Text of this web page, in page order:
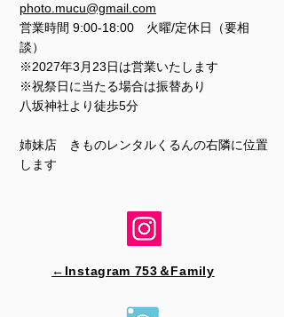
photo.mucu@gmail.com
営業時間 9:00-18:00 火曜/定休日（要相
談）
※2027年3月23日は営業いたします
※祝祭日に当たる場合は振替あり
​​八坂神社より徒歩5分
姉妹店 きものレンタルくるんの右隣に位置
します
←Instagram 753＆​Family